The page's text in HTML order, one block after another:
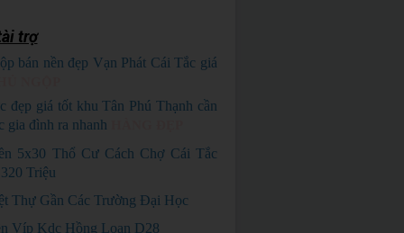
trợ
bán nền đẹp Vạn Phát Cái Tắc giá
đẹp giá tốt khu Tân Phú Thạnh cần
gia đình ra nhanh
5x30 Thổ Cư Cách Chợ Cái Tắc
Triệu
Thự Gần Các Trường Đại Học
Víp Kdc Hồng Loan D28